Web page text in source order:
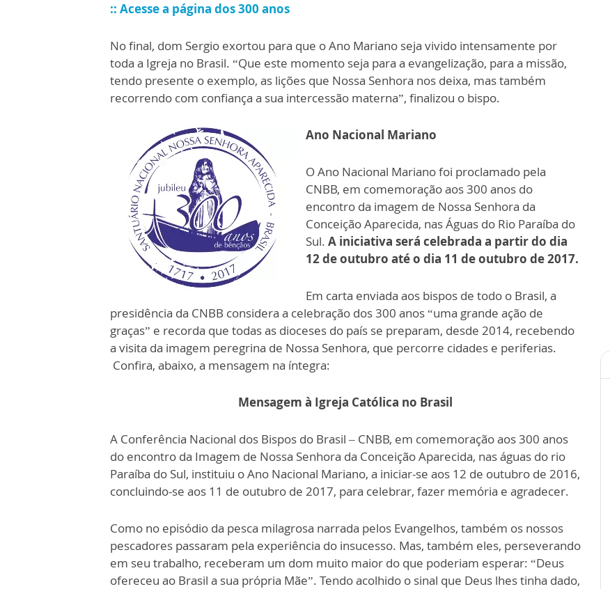
:: Acesse a página dos 300 anos
No final, dom Sergio exortou para que o Ano Mariano seja vivido intensamente por
toda a Igreja no Brasil. “Que este momento seja para a evangelização, para a missão,
tendo presente o exemplo, as lições que Nossa Senhora nos deixa, mas também
recorrendo com confiança a sua intercessão materna”, finalizou o bispo.
Ano Nacional Mariano
O Ano Nacional Mariano foi proclamado pela
CNBB, em comemoração aos 300 anos do
encontro da imagem de Nossa Senhora da
Conceição Aparecida, nas Águas do Rio Paraíba do
Sul. A iniciativa será celebrada a partir do dia
12 de outubro até o dia 11 de outubro de 2017.
Em carta enviada aos bispos de todo o Brasil, a
presidência da CNBB considera a celebração dos 300 anos “uma grande ação de
graças” e recorda que todas as dioceses do país se preparam, desde 2014, recebendo
a visita da imagem peregrina de Nossa Senhora, que percorre cidades e periferias.
Confira, abaixo, a mensagem na íntegra:
Mensagem à Igreja Católica no Brasil
A Conferência Nacional dos Bispos do Brasil – CNBB, em comemoração aos 300 anos
do encontro da Imagem de Nossa Senhora da Conceição Aparecida, nas águas do rio
Paraíba do Sul, instituiu o Ano Nacional Mariano, a iniciar-se aos 12 de outubro de 2016,
concluindo-se aos 11 de outubro de 2017, para celebrar, fazer memória e agradecer.
Como no episódio da pesca milagrosa narrada pelos Evangelhos, também os nossos
pescadores passaram pela experiência do insucesso. Mas, também eles, perseverando
em seu trabalho, receberam um dom muito maior do que poderiam esperar: “Deus
ofereceu ao Brasil a sua própria Mãe”. Tendo acolhido o sinal que Deus lhes tinha dado,